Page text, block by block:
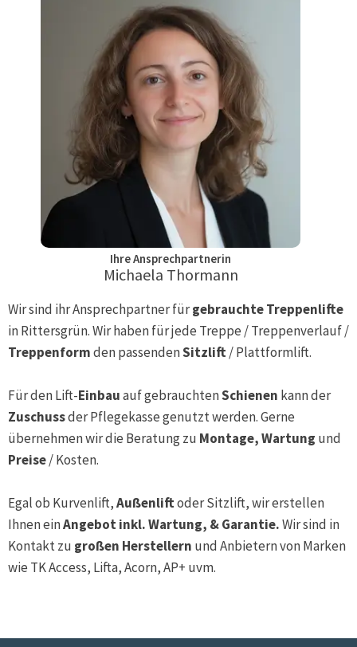
Ihre Ansprechpartnerin
Michaela Thormann
Wir sind ihr Ansprechpartner fürgebrauchte Treppenlifte
inRittersgrün. Wir haben für jede Treppe / Treppenverlauf /
Treppenformden passendenSitzlift/ Plattformlift.
Für den Lift-Einbauauf gebrauchtenSchienen kann der
Zuschussder Pflegekasse genutzt werden. Gerne
übernehmen wir die Beratung zu Montage, Wartung und
Preise/ Kosten.
Egal ob Kurvenlift,Außenliftoder Sitzlift, wir erstellen
Ihnen einAngebot inkl. Wartung, & Garantie.Wir sind in
Kontakt zu großen Herstellern und Anbietern von Marken
wie TK Access, Lifta, Acorn, AP+ uvm.